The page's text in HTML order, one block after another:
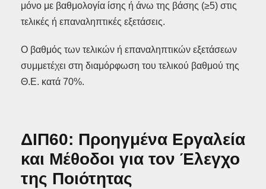
μόνο με βαθμολογία ίσης ή άνω της βάσης (≥5) στις
τελικές ή επαναληπτικές εξετάσεις.
Ο βαθμός των τελικών ή επαναληπτικών εξετάσεων
συμμετέχει στη διαμόρφωση του τελικού βαθμού της
Θ.Ε. κατά 70%.
ΔΙΠ60: Προηγμένα Εργαλεία
και Μέθοδοι για τον Έλεγχο
της Ποιότητας